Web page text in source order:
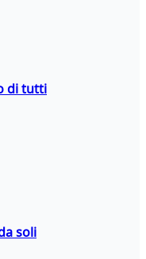
di tutti
soli